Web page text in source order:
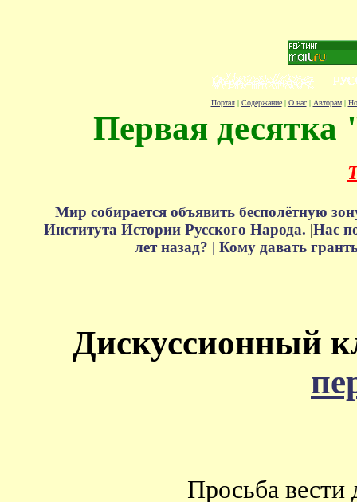
Портал| Содержание| О нас| Авторам|
Первая десятка
Мир собирается объявить бесполётную
Института Истории Русского Народа. |Нас
лет назад? | Кому давать
Дискуссионный
Просьба вести